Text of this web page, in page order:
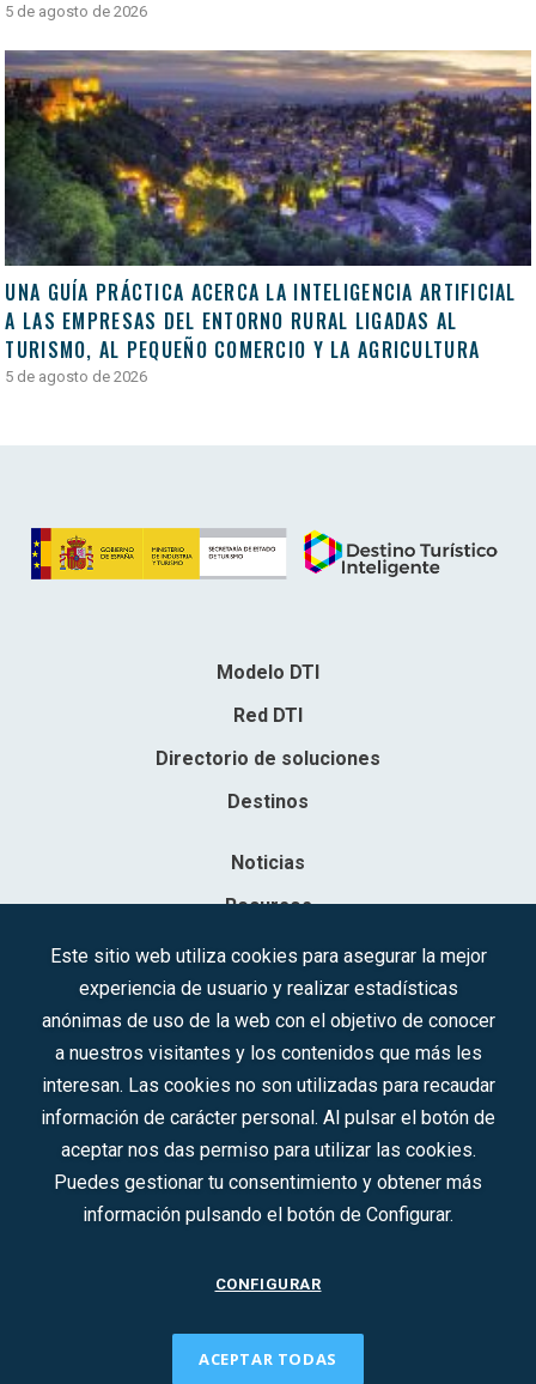
5 de agosto de 2026
UNA GUÍA PRÁCTICA ACERCA LA INTELIGENCIA ARTIFICIAL
A LAS EMPRESAS DEL ENTORNO RURAL LIGADAS AL
TURISMO, AL PEQUEÑO COMERCIO Y LA AGRICULTURA
5 de agosto de 2026
Modelo DTI
Red DTI
Directorio de soluciones
Destinos
Noticias
Recursos
Contacto
Sociedad Mercantil Estatal para la Gestión de la Innovación y las
C.I.F.: A-81/874.984
Síguenos en redes sociales:
CONTACTO
2022 © DTI · Todos los derechos reservados ·
Este sitio web utiliza cookies para asegurar la mejor
experiencia de usuario y realizar estadísticas
anónimas de uso de la web con el objetivo de conocer
a nuestros visitantes y los contenidos que más les
interesan. Las cookies no son utilizadas para recaudar
información de carácter personal. Al pulsar el botón de
aceptar nos das permiso para utilizar las cookies.
Puedes gestionar tu consentimiento y obtener más
información pulsando el botón de Configurar.
CONFIGURAR
ACEPTAR TODAS